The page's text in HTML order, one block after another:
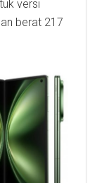
versi
berat 217